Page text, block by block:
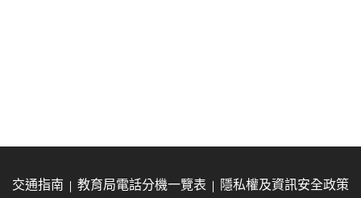
交通指南 教育局電話分機一覽表 隱私權及資訊安全政策